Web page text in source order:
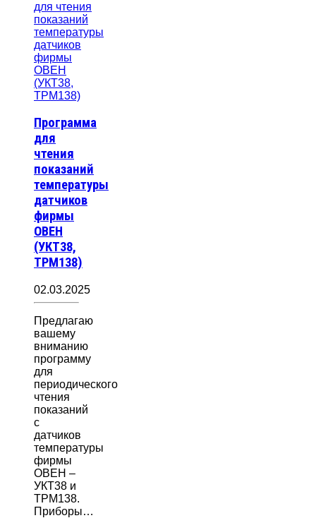
Программа
для
чтения
показаний
температуры
датчиков
фирмы
ОВЕН
(УКТ38,
ТРМ138)
02.03.2025
Предлагаю
вашему
вниманию
программу
для
периодического
чтения
показаний
с
датчиков
температуры
фирмы
ОВЕН –
УКТ38 и
ТРМ138.
Приборы…